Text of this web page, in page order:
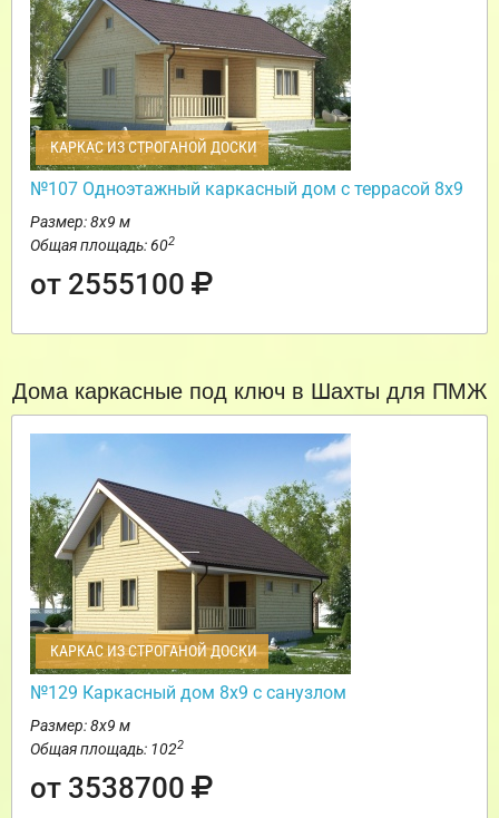
КАРКАС ИЗ СТРОГАНОЙ ДОСКИ
№107 Одноэтажный каркасный дом с террасой 8х9
Размер: 8х9 м
Общая площадь: 602
от 2555100
Дома каркасные под ключ в Шахты для ПМЖ
КАРКАС ИЗ СТРОГАНОЙ ДОСКИ
№129 Каркасный дом 8х9 с санузлом
Размер: 8х9 м
Общая площадь: 1022
от 3538700